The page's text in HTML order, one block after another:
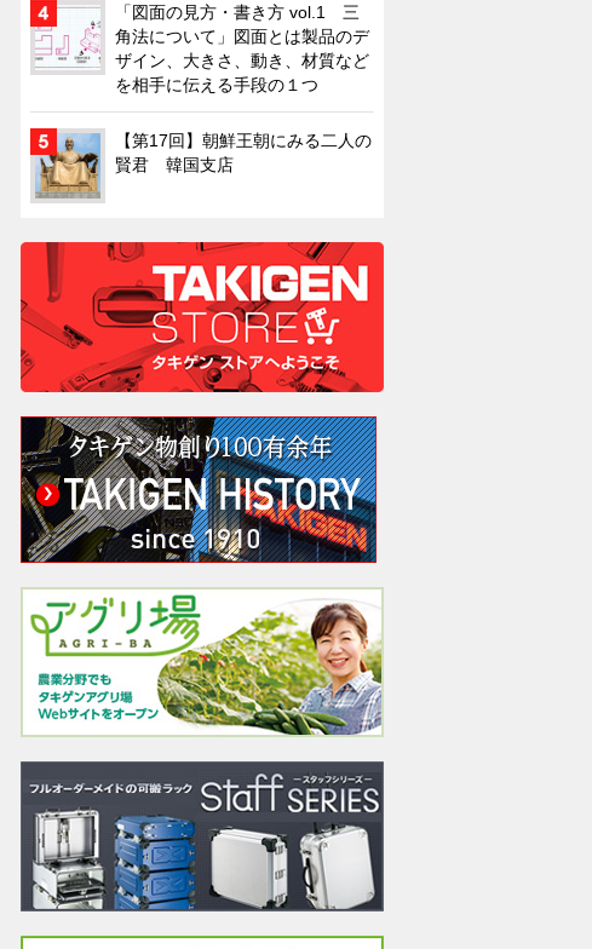
「図面の見方・書き方 vol.1 三
角法について」図面とは製品のデ
ザイン、大きさ、動き、材質など
を相手に伝える手段の１つ
【第17回】朝鮮王朝にみる二人の
賢君 韓国支店